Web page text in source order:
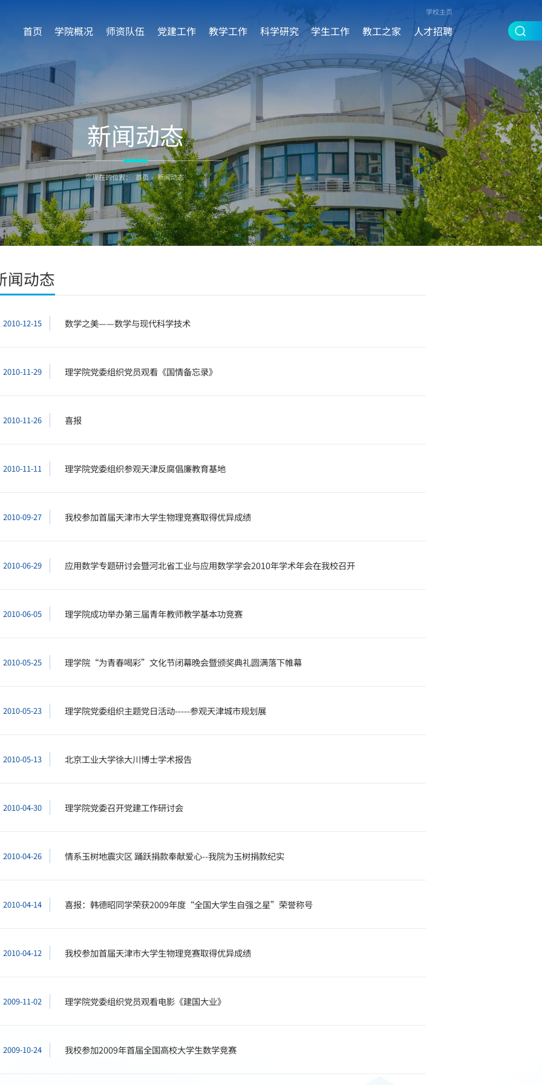
学校主页
首页 学院概况 师资队伍 党建工作 教学工作 科学研究 学生工作 教工之家 人才招聘
新闻动态
您现在的位置：首页 - 新闻动态
闻动态
2010-12-15 数学之美——数学与现代科学技术
2010-11-29 理学院党委组织党员观看《国情备忘录》
2010-11-26 喜报
2010-11-11 理学院党委组织参观天津反腐倡廉教育基地
2010-09-27 我校参加首届天津市大学生物理竞赛取得优异成绩
2010-06-29 应用数学专题研讨会暨河北省工业与应用数学学会2010年学术年会在我校召开
2010-06-05 理学院成功举办第三届青年教师教学基本功竞赛
2010-05-25 理学院“为青春喝彩”文化节闭幕晚会暨颁奖典礼圆满落下帷幕
2010-05-23 理学院党委组织主题党日活动-----参观天津城市规划展
2010-05-13 北京工业大学徐大川博士学术报告
2010-04-30 理学院党委召开党建工作研讨会
2010-04-26 情系玉树地震灾区 踊跃捐款奉献爱心--我院为玉树捐款纪实
2010-04-14 喜报：韩德昭同学荣获2009年度“全国大学生自强之星”荣誉称号
2010-04-12 我校参加首届天津市大学生物理竞赛取得优异成绩
2009-11-02 理学院党委组织党员观看电影《建国大业》
2009-10-24 我校参加2009年首届全国高校大学生数学竞赛